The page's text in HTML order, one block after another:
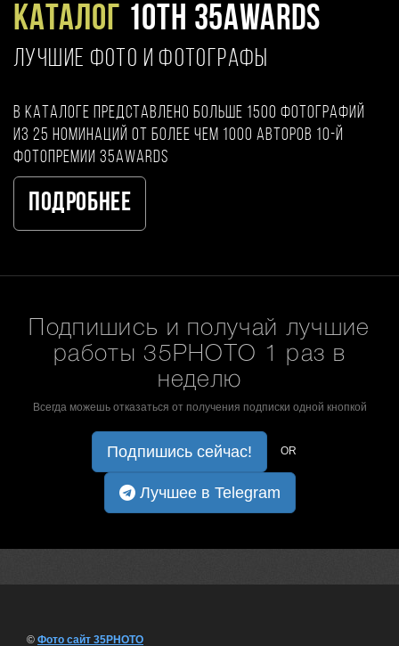
Каталог 10TH 35AWARDS
ЛУЧШИЕ ФОТО И ФОТОГРАФЫ
В каталоге представлено больше 1500 фотографий
из 25 номинаций от более чем 1000 авторов 10-й
фотопремии 35AWARDS
Подробнее
Подпишись и получай лучшие
работы 35PHOTO 1 раз в
неделю
Всегда можешь отказаться от получения подписки одной кнопкой
Подпишись сейчас! OR
Лучшее в Telegram
© Фото сайт 35PHOTO